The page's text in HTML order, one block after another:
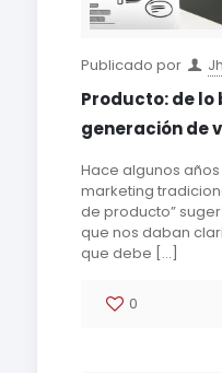
Publicado por
Producto: de lo
generación de
Hace algunos
marketing
de producto”
que nos daban
que debe […]
0